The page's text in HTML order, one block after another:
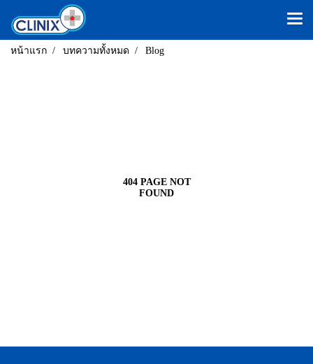
หน้าแรก บทความทั้งหมด Blog
404 PAGE NOT
FOUND